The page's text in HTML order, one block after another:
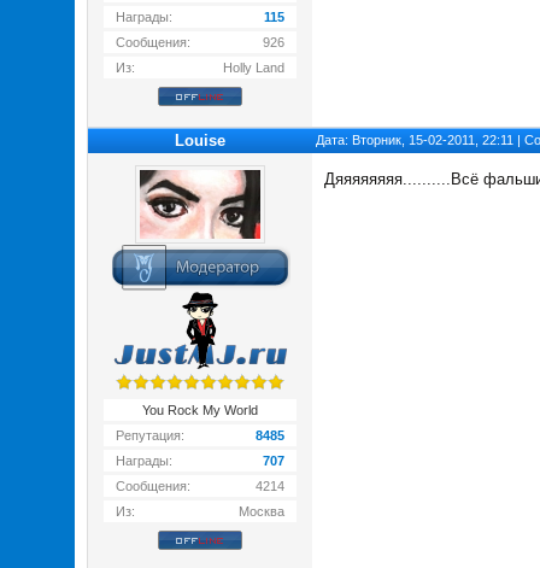
Награды:
115
Сообщения:
926
Из:
Holly Land
Louise Дата: Вторник, 15-02-2011, 22:11 |
You Rock My World
Репутация:
8485
Награды:
707
Сообщения:
4214
Из:
Москва
Дяяяяяяяя..........Всё